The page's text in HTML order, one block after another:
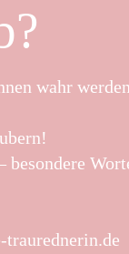
wahr
traurednerin.de